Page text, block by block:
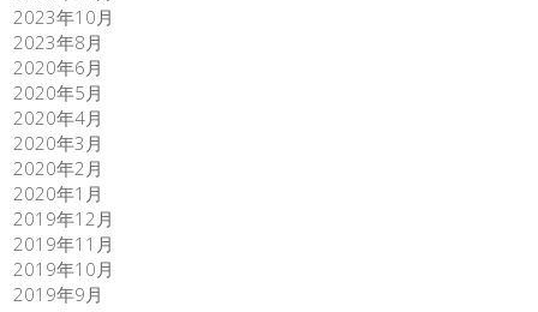
2023年10月
2023年8月
2020年6月
2020年5月
2020年4月
2020年3月
2020年2月
2020年1月
2019年12月
2019年11月
2019年10月
2019年9月